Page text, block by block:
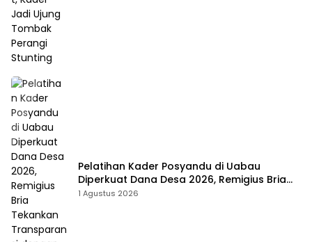
Pelatihan Kader Posyandu di Uabau
Diperkuat Dana Desa 2026, Remigius Bria
Tekankan Transparansi dengan Libatkan
1 Agustus 2026